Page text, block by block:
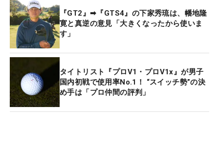
『GT2』➡『GTS4』の下家秀琉は、幡地隆
寛と真逆の意見「大きくなったから使いま
す」
タイトリスト『プロV1・プロV1x』が男子
国内初戦で使用率No.1！ “スイッチ勢”の決
め手は「プロ仲間の評判」